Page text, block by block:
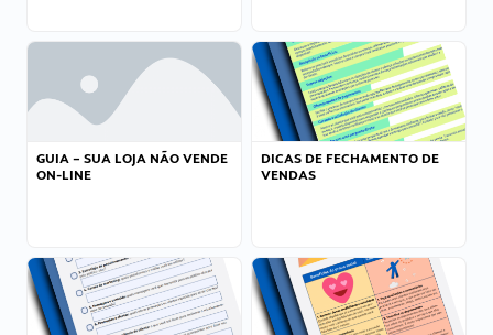
GUIA – SUA LOJA NÃO VENDE
ON-LINE
DICAS DE FECHAMENTO DE
VENDAS